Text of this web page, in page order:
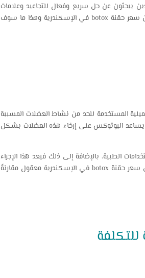
يبحثون عن حل سريع وفعال للتجاعيد وعلامات
التقدم في العمر دون الحاجة إلى جراحة، كما أنه مع زيادة الإقبال على هذه التقنية أصبح يتكرر سؤال عن سعر حقنة botox في الإسكندرية وهذا ما سوف
المستخدمة للحد من نشاط العضلات المسببة
يساعد البوتوكس على إرخاء هذه العضلات بشكل
الطبية، بالإضافة إلى ذلك فيعد هذا الإجراء
بسيطًا نسبيًا حيث أنه يتم خلال دقائق قليلة دون الحاجة إلى تدخل جراحي أو فترة تعافٍ طويلة كما أن سعر حقنة botox في الإسكندرية معقول مقارنةً